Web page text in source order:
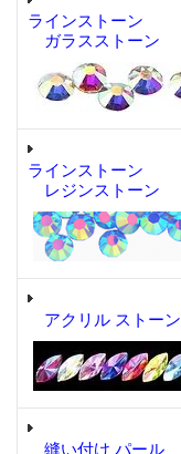
ラインストーン
ガラスストーン
ラインストーン
レジンストーン
アクリル ストーン
縫い付け パール